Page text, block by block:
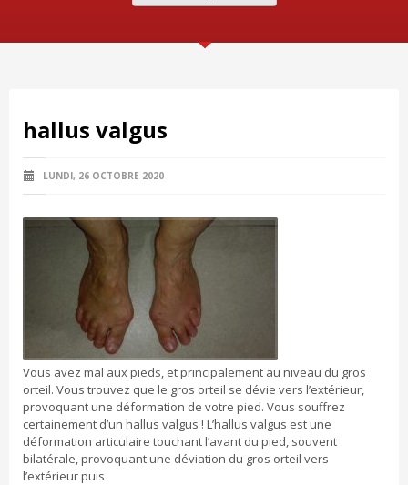
hallus valgus
LUNDI, 26 OCTOBRE 2020
Vous avez mal aux pieds, et principalement au niveau du gros
orteil. Vous trouvez que le gros orteil se dévie vers l’extérieur,
provoquant une déformation de votre pied. Vous souffrez
certainement d’un hallus valgus ! L’hallus valgus est une
déformation articulaire touchant l’avant du pied, souvent
bilatérale, provoquant une déviation du gros orteil vers
l’extérieur puis